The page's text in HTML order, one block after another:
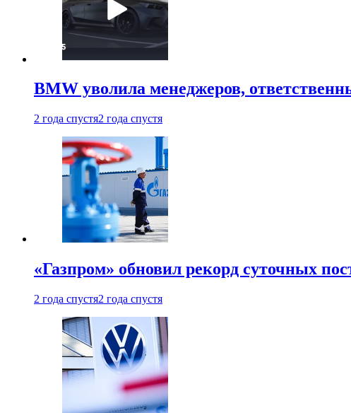
BMW уволила менеджеров,
2 года спустя2 года спустя
«Газпром» обновил рекорд суточных
2 года спустя2 года спустя